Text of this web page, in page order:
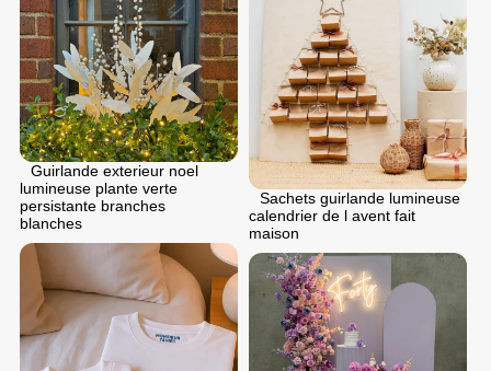
Sachets guirlande lumineuse
calendrier de l avent fait
maison
Guirlande exterieur noel
lumineuse plante verte
persistante branches
blanches